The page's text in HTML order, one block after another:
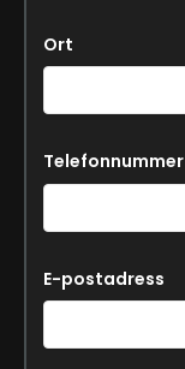
Ort
Telefonnummer
E-postadress